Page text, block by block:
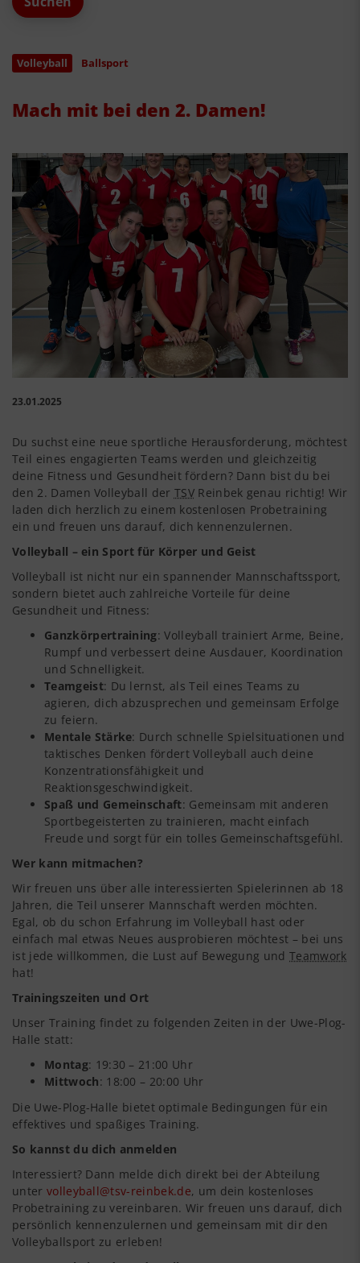
Volleyball Ballsport
Mach mit bei den 2. Damen!
23.01.2025
Du suchst eine neue sportliche Herausforderung, möchtest
Teil eines engagierten Teams werden und gleichzeitig
deine Fitness und Gesundheit fördern? Dann bist du bei
den 2. Damen Volleyball der TSVReinbek genau richtig! Wir
laden dich herzlich zu einem kostenlosen Probetraining
ein und freuen uns darauf, dich kennenzulernen.
Volleyball – ein Sport für Körper und Geist
Volleyball ist nicht nur ein spannender Mannschaftssport,
sondern bietet auch zahlreiche Vorteile für deine
Gesundheit und Fitness:
Ganzkörpertraining: Volleyball trainiert Arme, Beine,
Rumpf und verbessert deine Ausdauer, Koordination
und Schnelligkeit.
Teamgeist: Du lernst, als Teil eines Teams zu
agieren, dich abzusprechen und gemeinsam Erfolge
zu feiern.
Mentale Stärke: Durch schnelle Spielsituationen und
taktisches Denken fördert Volleyball auch deine
Konzentrationsfähigkeit und
Reaktionsgeschwindigkeit.
Spaß und Gemeinschaft: Gemeinsam mit anderen
Sportbegeisterten zu trainieren, macht einfach
Freude und sorgt für ein tolles Gemeinschaftsgefühl.
Wer kann mitmachen?
Wir freuen uns über alle interessierten Spielerinnen ab 18
Jahren, die Teil unserer Mannschaft werden möchten.
Egal, ob du schon Erfahrung im Volleyball hast oder
einfach mal etwas Neues ausprobieren möchtest – bei uns
ist jede willkommen, die Lust auf Bewegung undTeamwork
hat!
Trainingszeiten und Ort
Unser Training findet zu folgenden Zeiten in der Uwe-Plog-
Halle statt:
Montag: 19:30 – 21:00 Uhr
Mittwoch: 18:00 – 20:00 Uhr
Die Uwe-Plog-Halle bietet optimale Bedingungen für ein
effektives und spaßiges Training.
So kannst du dich anmelden
Interessiert? Dann melde dich direkt bei der Abteilung
unter volleyball@tsv-reinbek.de, um dein kostenloses
Probetraining zu vereinbaren. Wir freuen uns darauf, dich
persönlich kennenzulernen und gemeinsam mit dir den
Volleyballsport zu erleben!